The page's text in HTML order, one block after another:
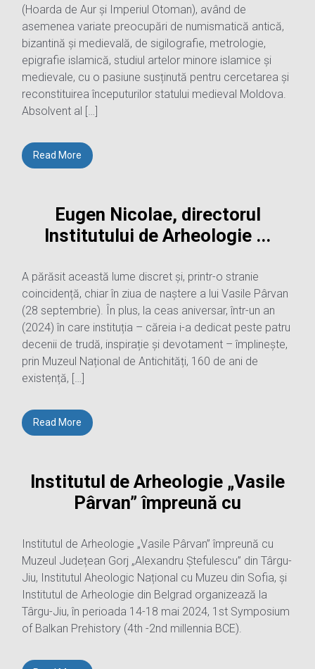
(Hoarda de Aur și Imperiul Otoman), având de
asemenea variate preocupări de numismatică antică,
bizantină și medievală, de sigilografie, metrologie,
epigrafie islamică, studiul artelor minore islamice și
medievale, cu o pasiune susținută pentru cercetarea și
reconstituirea începuturilor statului medieval Moldova.
Absolvent al […]
Read More
Eugen Nicolae, directorul
Institutului de Arheologie ...
A părăsit această lume discret și, printr-o stranie
coincidență, chiar în ziua de naștere a lui Vasile Pârvan
(28 septembrie). În plus, la ceas aniversar, într-un an
(2024) în care instituția – căreia i-a dedicat peste patru
decenii de trudă, inspirație și devotament – împlinește,
prin Muzeul Național de Antichități, 160 de ani de
existență, […]
Read More
Institutul de Arheologie „Vasile
Pârvan” împreună cu
Institutul de Arheologie „Vasile Pârvan” împreună cu
Muzeul Județean Gorj „Alexandru Ștefulescu” din Târgu-
Jiu, Institutul Aheologic Național cu Muzeu din Sofia, și
Institutul de Arheologie din Belgrad organizează la
Târgu-Jiu, în perioada 14-18 mai 2024, 1st Symposium
of Balkan Prehistory (4th -2nd millennia BCE).